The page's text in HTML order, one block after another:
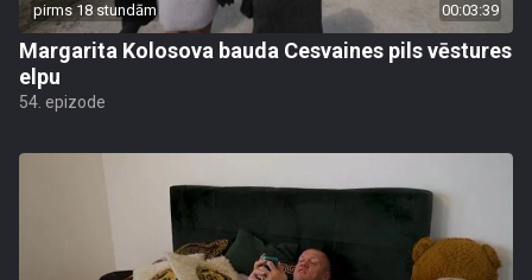
pirms 18 stundām 00:03:39
Margarita Kolosova bauda Cesvaines pils vēstures
elpu
54. epizode